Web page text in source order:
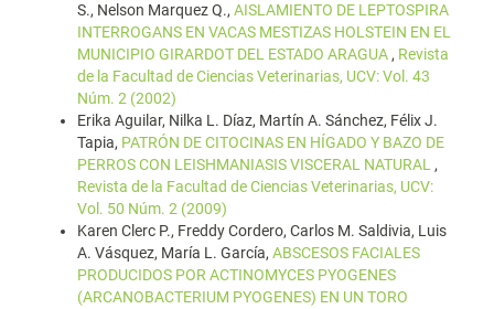
S., Nelson Marquez Q., AISLAMIENTO DE LEPTOSPIRA
INTERROGANS EN VACAS MESTIZAS HOLSTEIN EN EL
MUNICIPIO GIRARDOT DEL ESTADO ARAGUA, Revista
de la Facultad de Ciencias Veterinarias, UCV: Vol. 43
Núm. 2 (2002)
Erika Aguilar, Nilka L. Díaz, Martín A. Sánchez, Félix J.
Tapia, PATRÓN DE CITOCINAS EN HÍGADO Y BAZO DE
PERROS CON LEISHMANIASIS VISCERAL NATURAL,
Revista de la Facultad de Ciencias Veterinarias, UCV:
Vol. 50 Núm. 2 (2009)
Karen Clerc P., Freddy Cordero, Carlos M. Saldivia, Luis
A. Vásquez, María L. García, ABSCESOS FACIALES
PRODUCIDOS POR ACTINOMYCES PYOGENES
(ARCANOBACTERIUM PYOGENES) EN UN TORO